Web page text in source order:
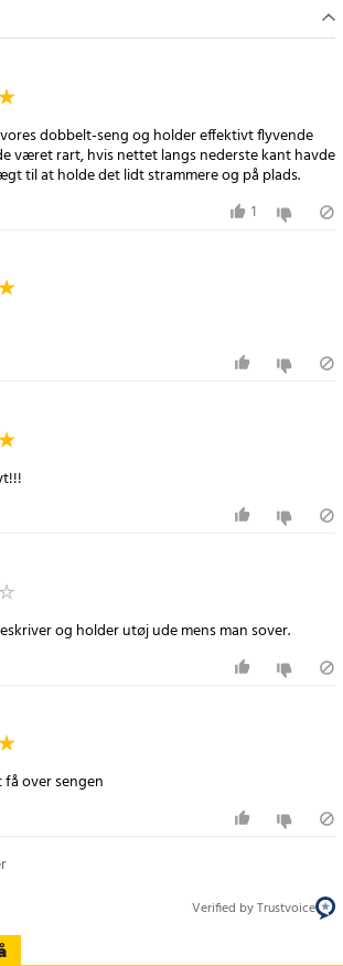
/ insektnet til seng
63 cm
380 cm
30 °C
enkel ophængning
dobbelt-seng og holder effektivt flyvende
været rart, hvis nettet langs nederste kant havde
til at holde det lidt strammere og på plads.
1
og holder utøj ude mens man sover.
over sengen
Verified by Trustvoice